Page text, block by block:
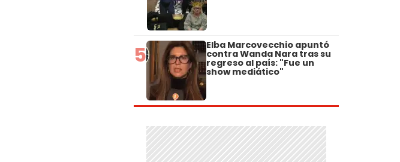
5 Elba Marcovecchio apuntó
contra Wanda Nara tras su
regreso al país: "Fue un
show mediático"